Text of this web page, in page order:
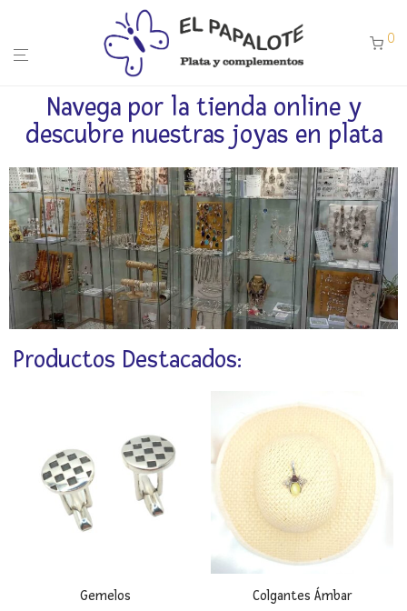
0
Navega por la tienda online y
descubre nuestras joyas en plata
Productos Destacados:
Gemelos Colgantes Ámbar